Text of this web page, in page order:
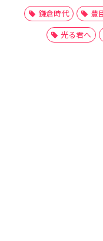
鎌倉時代
豊
光る君へ